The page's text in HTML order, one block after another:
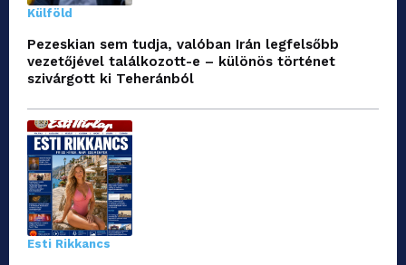
Külföld
Pezeskian sem tudja, valóban Irán legfelsőbb
vezetőjével találkozott-e – különös történet
szivárgott ki Teheránból
Esti Rikkancs